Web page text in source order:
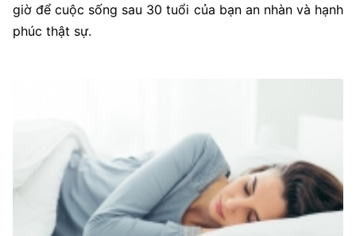
giờ để cuộc sống sau 30 tuổi của bạn an nhàn và hạnh
phúc thật sự.